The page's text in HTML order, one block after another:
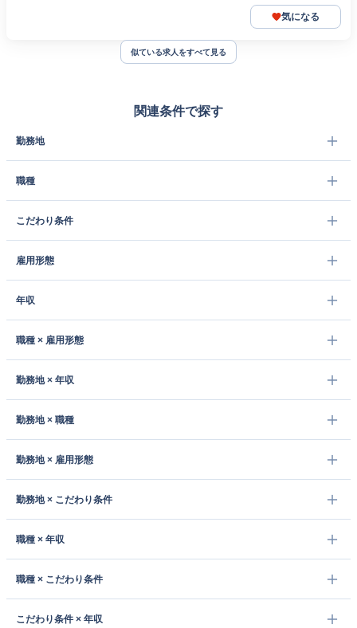
気になる
似ている求人をすべて見る
関連条件で探す
勤務地
職種
こだわり条件
雇用形態
年収
職種 × 雇用形態
勤務地 × 年収
勤務地 × 職種
勤務地 × 雇用形態
勤務地 × こだわり条件
職種 × 年収
職種 × こだわり条件
こだわり条件 × 年収